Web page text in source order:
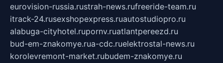
eurovision-russia.rustrah-news.rufreeride-team.ru
itrack-24.rusexshopexpress.ruautostudiopro.ru
alabuga-cityhotel.rupornv.ruatlantpereezd.ru
bud-em-znakomye.rua-cdc.ruelektrostal-news.ru
korolevremont-market.rubudem-znakomye.ru